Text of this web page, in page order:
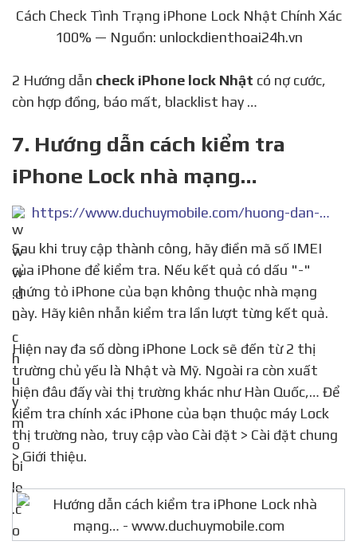
Cách Check Tình Trạng iPhone Lock Nhật Chính Xác
100% — Nguồn: unlockdienthoai24h.vn
2 Hướng dẫn check iPhone lock Nhật có nợ cước,
còn hợp đồng, báo mất, blacklist hay …
7. Hướng dẫn cách kiểm tra
iPhone Lock nhà mạng…
https://www.duchuymobile.com/huong-dan-cach-kiem-tra-iphone-lock-cua-ban-den-tu-nha-mang-nao
Sau khi truy cập thành công, hãy điền mã số IMEI
của iPhone để kiểm tra. Nếu kết quả có dấu "-"
chứng tỏ iPhone của bạn không thuộc nhà mạng
này. Hãy kiên nhẫn kiểm tra lần lượt từng kết quả.
Hiện nay đa số dòng iPhone Lock sẽ đến từ 2 thị
trường chủ yếu là Nhật và Mỹ. Ngoài ra còn xuất
hiện đâu đấy vài thị trường khác như Hàn Quốc,… Để
kiểm tra chính xác iPhone của bạn thuộc máy Lock
thị trường nào, truy cập vào Cài đặt > Cài đặt chung
> Giới thiệu.